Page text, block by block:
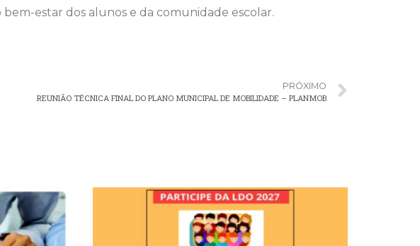
estar dos alunos e da comunidade escolar.
PRÓXIMO
REUNIÃO TÉCNICA FINAL DO PLANO MUNICIPAL DE MOBILIDADE – PLANMOB